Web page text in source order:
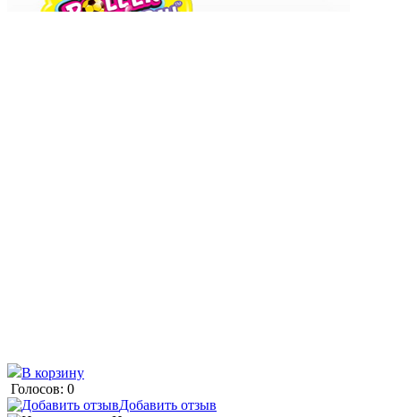
В корзину
Голосов: 0
Добавить отзыв